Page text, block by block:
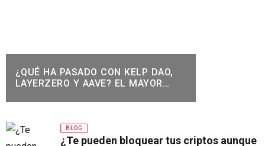
¿QUÉ HA PASADO CON KELP DAO,
LAYERZERO Y AAVE? EL MAYOR
FÁCIL
BLOG
¿Te pueden bloquear tus criptos aunque